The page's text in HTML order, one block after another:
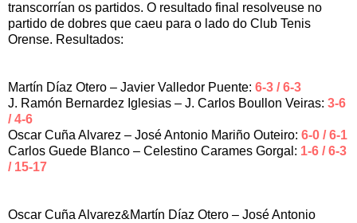
transcorrían os partidos. O resultado final resolveuse no
partido de dobres que caeu para o lado do Club Tenis
Orense. Resultados:
Martín Díaz Otero – Javier Valledor Puente: 6-3 / 6-3
J. Ramón Bernardez Iglesias – J. Carlos Boullon Veiras: 3-6
/ 4-6
Oscar Cuña Alvarez – José Antonio Mariño Outeiro: 6-0 / 6-1
Carlos Guede Blanco – Celestino Carames Gorgal: 1-6 / 6-3
/ 15-17
Oscar Cuña Alvarez&Martín Díaz Otero – José Antonio